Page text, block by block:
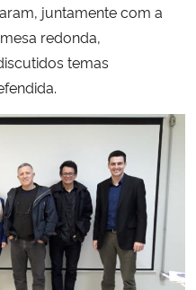
juntamente com a
redonda,
temas